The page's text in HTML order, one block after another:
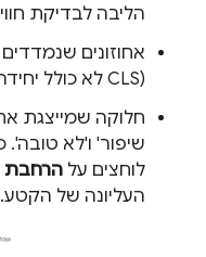
הליבה לבדיקת
אחוזונים
(CLS לא כולל יחידה)
חלוקה שמייצגת
שיפור' ו'לא
לוחצים על הרחבת
העליונה של הקטע.